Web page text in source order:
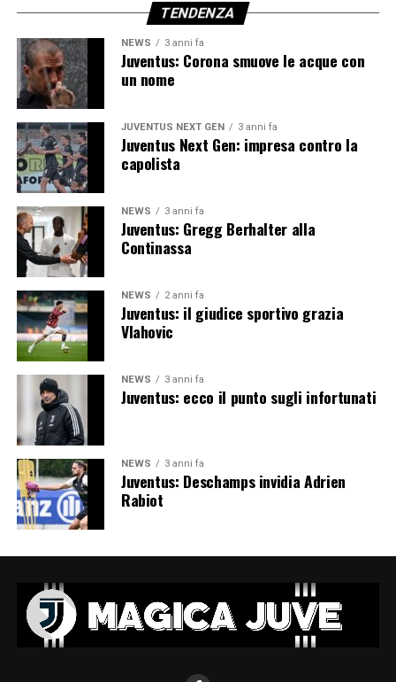
TENDENZA
NEWS 3 anni fa
Juventus: Corona smuove le acque con
un nome
JUVENTUS NEXT GEN 3 anni fa
Juventus Next Gen: impresa contro la
capolista
NEWS 3 anni fa
Juventus: Gregg Berhalter alla
Continassa
NEWS 2 anni fa
Juventus: il giudice sportivo grazia
Vlahovic
NEWS 3 anni fa
Juventus: ecco il punto sugli infortunati
NEWS 3 anni fa
Juventus: Deschamps invidia Adrien
Rabiot